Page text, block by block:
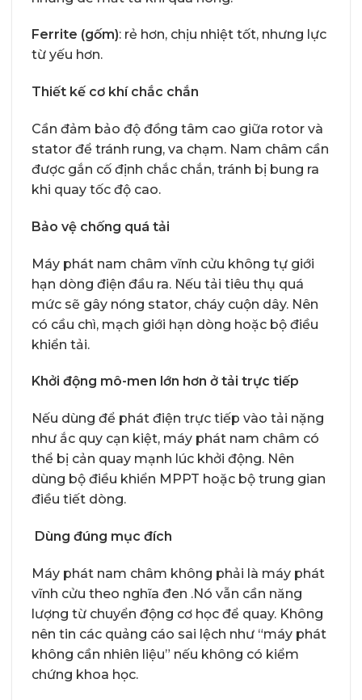
Ferrite (gốm): rẻ hơn, chịu nhiệt tốt, nhưng lực
từ yếu hơn.
Thiết kế cơ khí chắc chắn
Cần đảm bảo độ đồng tâm cao giữa rotor và
stator để tránh rung, va chạm. Nam châm cần
được gắn cố định chắc chắn, tránh bị bung ra
khi quay tốc độ cao.
Bảo vệ chống quá tải
Máy phát nam châm vĩnh cửu không tự giới
hạn dòng điện đầu ra. Nếu tải tiêu thụ quá
mức sẽ gây nóng stator, cháy cuộn dây. Nên
có cầu chì, mạch giới hạn dòng hoặc bộ điều
khiển tải.
Khởi động mô-men lớn hơn ở tải trực tiếp
Nếu dùng để phát điện trực tiếp vào tải nặng
như ắc quy cạn kiệt, máy phát nam châm có
thể bị cản quay mạnh lúc khởi động. Nên
dùng bộ điều khiển MPPT hoặc bộ trung gian
điều tiết dòng.
Dùng đúng mục đích
Máy phát nam châm không phải là máy phát
vĩnh cửu theo nghĩa đen .Nó vẫn cần năng
lượng từ chuyển động cơ học để quay. Không
nên tin các quảng cáo sai lệch như “máy phát
không cần nhiên liệu” nếu không có kiểm
chứng khoa học.